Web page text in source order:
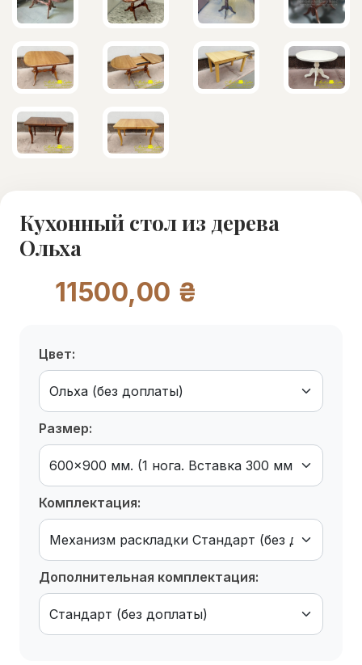
Кухонный стол из дерева
Ольха
11500,00 ₴
Цвет:
Размер:
Комплектация:
Дополнительная комплектация: